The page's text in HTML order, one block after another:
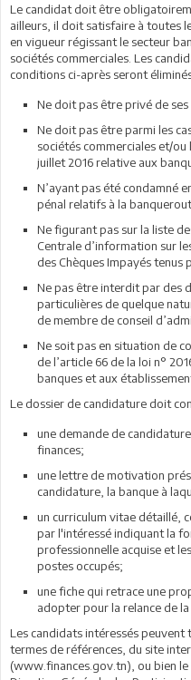
Le candidat doit être
ailleurs, il doit satisfaire à toutes
en vigueur régissant le secteur
sociétés commerciales. Les
conditions ci-après seront
Ne doit pas être privé de
Ne doit pas être parmi les
sociétés commerciales et/ou
juillet 2016 relative aux
N’ayant pas été condamné
pénal relatifs à la
Ne figurant pas sur la liste
Centrale d’information sur
des Chèques Impayés tenus
Ne pas être interdit par des
particulières de quelque
de membre de conseil
Ne soit pas en situation de
de l’article 66 de la loi n°
banques et aux
Le dossier de candidature doit
une demande de
finances;
une lettre de motivation
candidature, la banque à
un curriculum vitae détaillé,
par l'intéressé indiquant la
professionnelle acquise et
postes occupés;
une fiche qui retrace une
adopter pour la relance de la
Les candidats intéressés
termes de références, du site
(www.finances.gov.tn), ou bien